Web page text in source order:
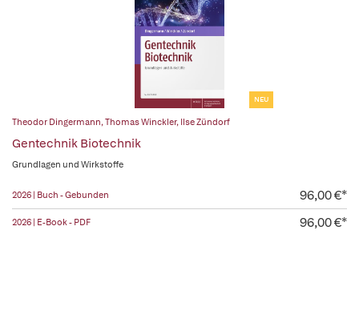
NEU
Theodor Dingermann,Thomas Winckler, Ilse Zündorf
Gentechnik Biotechnik
Grundlagen und Wirkstoffe
2026 | Buch - Gebunden 96,00 €*
2026 | E-Book - PDF 96,00 €*